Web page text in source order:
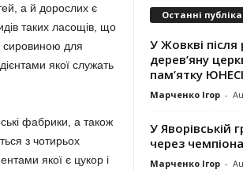
а й дорослих є
таких ласощів, що
сировиною для
якої служать
фабрики, а також
з чотирьох
якої є цукор і
Останні
У Жовкві після
дерев’яну
пам’ятку
Марченко Ігор -
У Яворівській
через
Марченко Ігор -